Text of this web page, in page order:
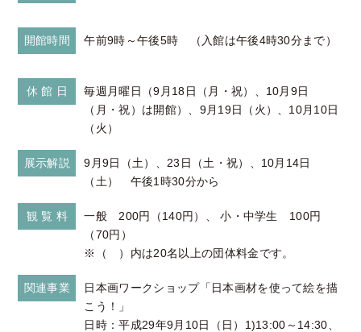
開館時間 午前9時～午後5時 （入館は午後4時30分まで）
休 館 日
毎週月曜日（9月18日（月・祝）、10月9日
（月・祝）は開館）、9月19日（火）、10月10日
（火）
展示解説
9月9日（土）、23日（土・祝）、10月14日
（土） 午後1時30分から
観 覧 料
一般 200円（140円）、 小・中学生 100円
（70円）
※（ ）内は20名以上の団体料金です。
関連事業
日本画ワークショップ「日本画材を使って絵を描
こう！」
日時：平成29年9月10日（日）1)13:00～14:30、